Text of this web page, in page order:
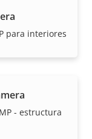
para interiores
- estructura